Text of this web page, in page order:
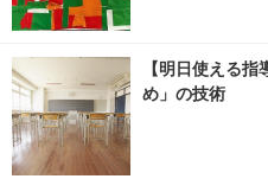
【明日使える
め」の技術